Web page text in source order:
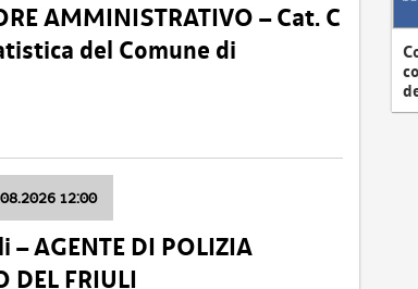
AMMINISTRATIVO – Cat. C
del Comune di
12:00
AGENTE DI POLIZIA
DEL FRIULI